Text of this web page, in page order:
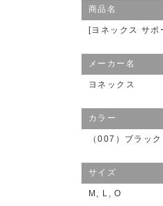
商品名
[ヨネックス サポ
メーカー名
ヨネックス
カラー
（007）ブラック
サイズ
M, L, O